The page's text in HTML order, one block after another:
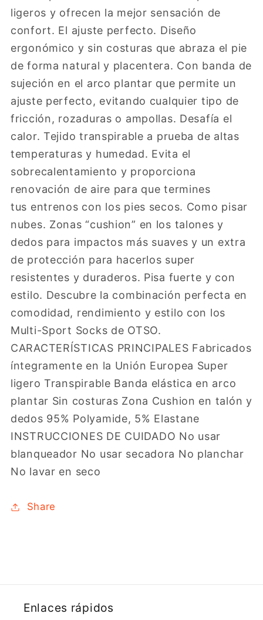
ligeros y ofrecen la mejor sensación de
confort. El ajuste perfecto. Diseño
ergonómico y sin costuras que abraza el pie
de forma natural y placentera. Con banda de
sujeción en el arco plantar que permite un
ajuste perfecto, evitando cualquier tipo de
fricción, rozaduras o ampollas. Desafía el
calor. Tejido transpirable a prueba de altas
temperaturas y humedad. Evita el
sobrecalentamiento y proporciona
renovación de aire para que termines
tus entrenos con los pies secos. Como pisar
nubes. Zonas “cushion” en los talones y
dedos para impactos más suaves y un extra
de protección para hacerlos super
resistentes y duraderos. Pisa fuerte y con
estilo. Descubre la combinación perfecta en
comodidad, rendimiento y estilo con los
Multi-Sport Socks de OTSO.
CARACTERÍSTICAS PRINCIPALES Fabricados
íntegramente en la Unión Europea Super
ligero Transpirable Banda elástica en arco
plantar Sin costuras Zona Cushion en talón y
dedos 95% Polyamide, 5% Elastane
INSTRUCCIONES DE CUIDADO No usar
blanqueador No usar secadora No planchar
No lavar en seco
Share
Enlaces rápidos